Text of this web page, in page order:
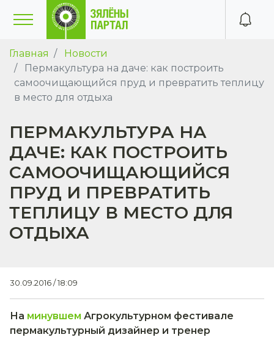
Главная
Новости
Пермакультура на даче: как построить
самоочищающийся пруд и превратить теплицу
в место для отдыха
ПЕРМАКУЛЬТУРА НА
ДАЧЕ: КАК ПОСТРОИТЬ
САМООЧИЩАЮЩИЙСЯ
ПРУД И ПРЕВРАТИТЬ
ТЕПЛИЦУ В МЕСТО ДЛЯ
ОТДЫХА
30.09.2016 / 18:09
На минувшем Агрокультурном фестивале
пермакультурный дизайнер и тренер